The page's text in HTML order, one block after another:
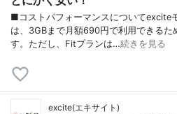
■コストパフォーマンスについてexcite
は、3GBまで月額690円で利用できるた
す。ただし、Fitプランは…続きを見る
excite(エキサイト)